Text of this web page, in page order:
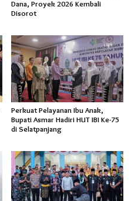
Dana, Proyek 2026 Kembali
Disorot
Perkuat Pelayanan Ibu Anak,
Bupati Asmar Hadiri HUT IBI Ke-75
di Selatpanjang